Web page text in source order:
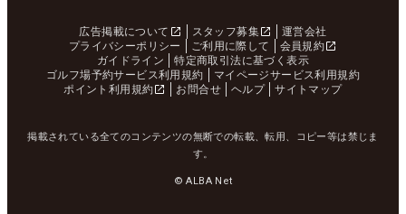
広告掲載について スタッフ募集
運営会社
プライバシーポリシー
ご利用に際して
会員規約
ガイドライン
特定商取引法に基づく表示
ゴルフ場予約サービス利用規約
マイページサービス利用規約
ポイント利用規約
お問合せ ヘルプ サイトマップ
掲載されている全てのコンテンツの無断での転載、転用、コピー等は禁じま
す。
© ALBA Net